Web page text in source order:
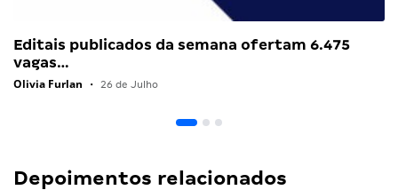
Editais publicados da semana ofertam 6.475
vagas…
Olivia Furlan • 26 de Julho
Depoimentos relacionados